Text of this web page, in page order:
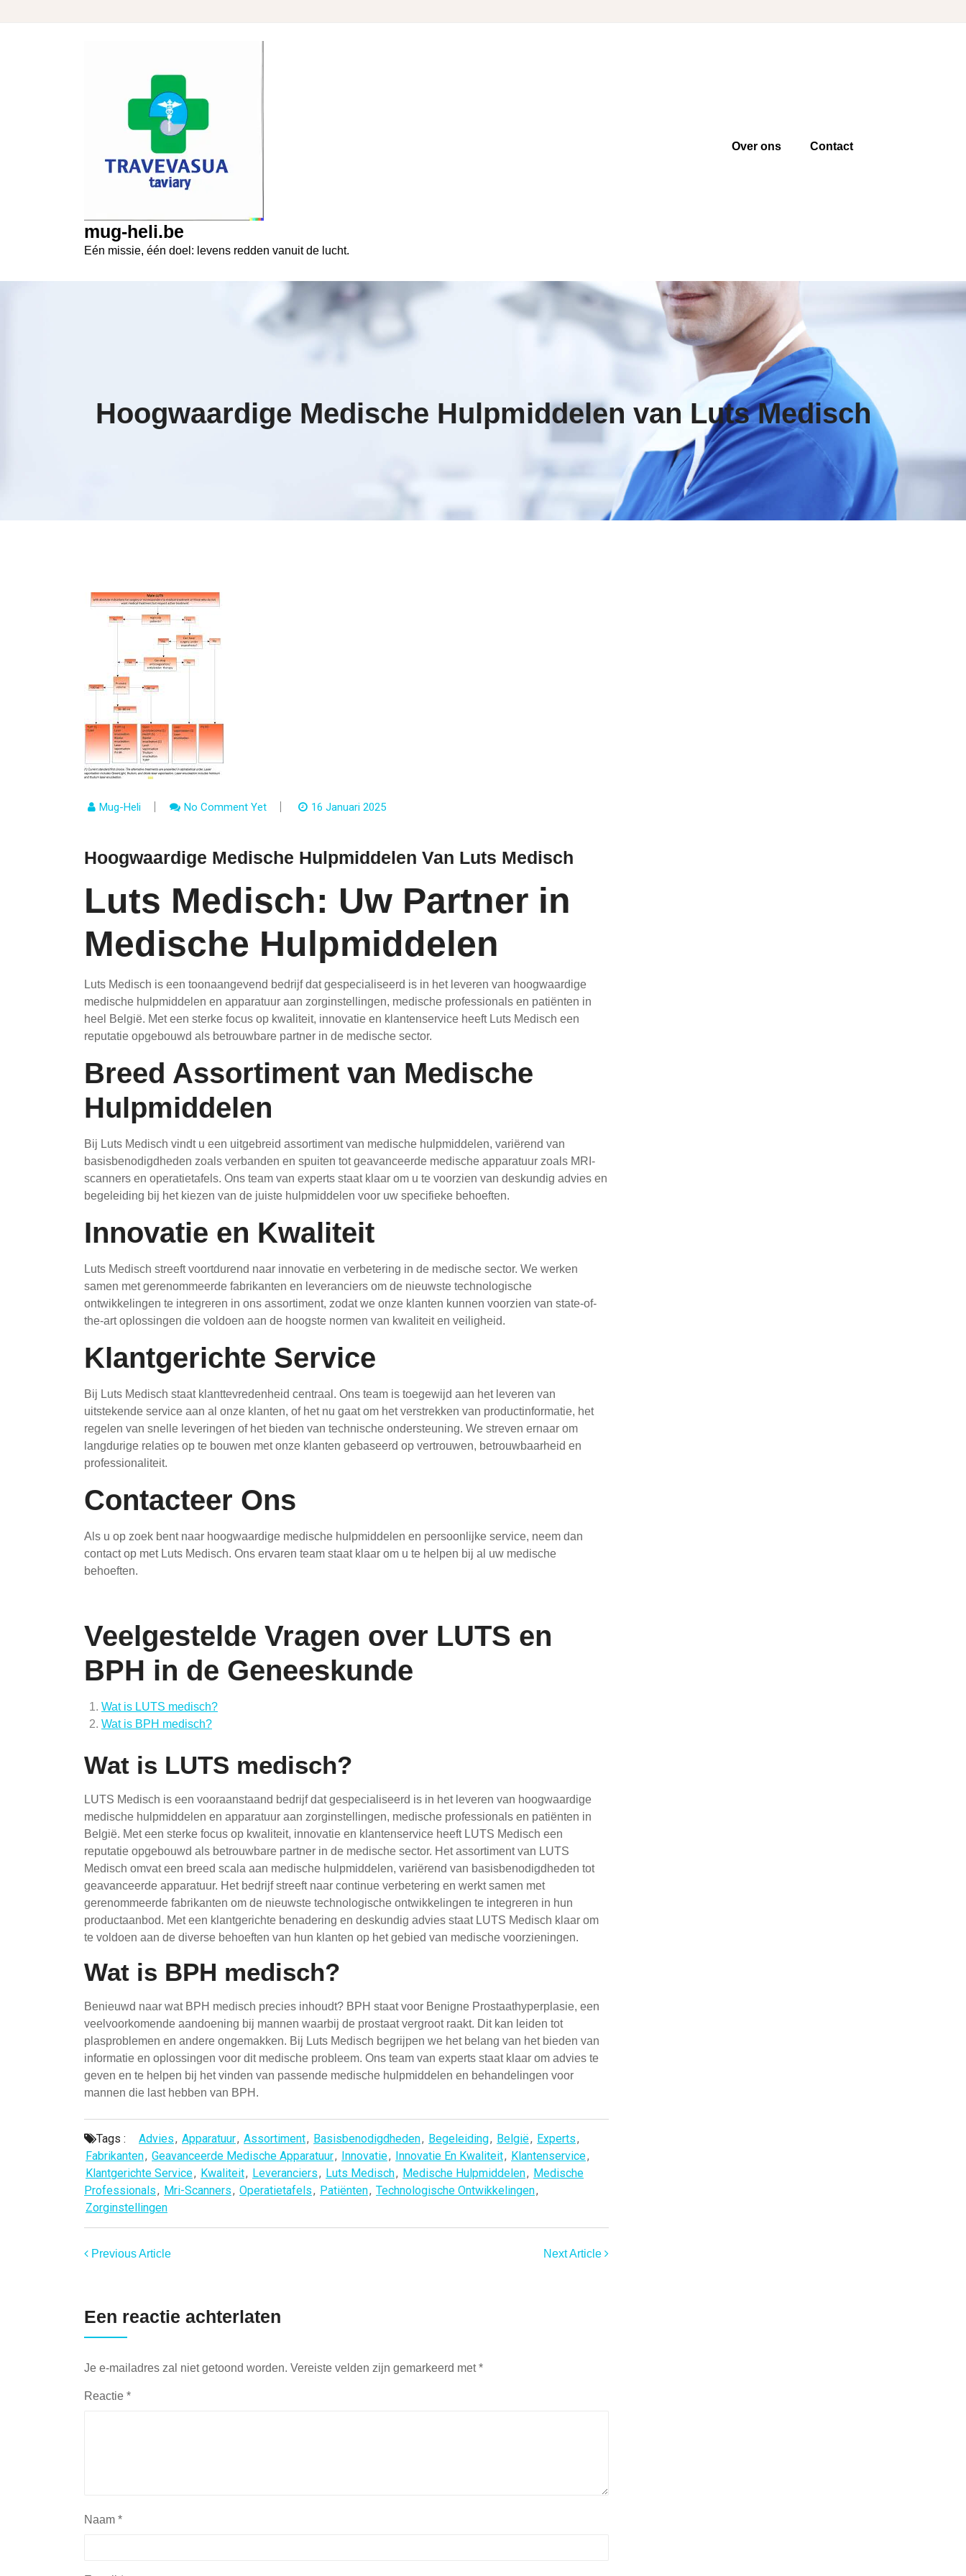
mug-heli.be
Eén missie, één doel: levens redden vanuit de lucht.
Over ons Contact
Hoogwaardige Medische Hulpmiddelen van Luts Medisch
Mug-Heli No Comment Yet 16 Januari 2025
Hoogwaardige Medische Hulpmiddelen Van Luts Medisch
Luts Medisch: Uw Partner in
Medische Hulpmiddelen
Luts Medisch is een toonaangevend bedrijf dat gespecialiseerd is in het leveren van hoogwaardige
medische hulpmiddelen en apparatuur aan zorginstellingen, medische professionals en patiënten in
heel België. Met een sterke focus op kwaliteit, innovatie en klantenservice heeft Luts Medisch een
reputatie opgebouwd als betrouwbare partner in de medische sector.
Breed Assortiment van Medische
Hulpmiddelen
Bij Luts Medisch vindt u een uitgebreid assortiment van medische hulpmiddelen, variërend van
basisbenodigdheden zoals verbanden en spuiten tot geavanceerde medische apparatuur zoals MRI-
scanners en operatietafels. Ons team van experts staat klaar om u te voorzien van deskundig advies en
begeleiding bij het kiezen van de juiste hulpmiddelen voor uw specifieke behoeften.
Innovatie en Kwaliteit
Luts Medisch streeft voortdurend naar innovatie en verbetering in de medische sector. We werken
samen met gerenommeerde fabrikanten en leveranciers om de nieuwste technologische
ontwikkelingen te integreren in ons assortiment, zodat we onze klanten kunnen voorzien van state-of-
the-art oplossingen die voldoen aan de hoogste normen van kwaliteit en veiligheid.
Klantgerichte Service
Bij Luts Medisch staat klanttevredenheid centraal. Ons team is toegewijd aan het leveren van
uitstekende service aan al onze klanten, of het nu gaat om het verstrekken van productinformatie, het
regelen van snelle leveringen of het bieden van technische ondersteuning. We streven ernaar om
langdurige relaties op te bouwen met onze klanten gebaseerd op vertrouwen, betrouwbaarheid en
professionaliteit.
Contacteer Ons
Als u op zoek bent naar hoogwaardige medische hulpmiddelen en persoonlijke service, neem dan
contact op met Luts Medisch. Ons ervaren team staat klaar om u te helpen bij al uw medische
behoeften.
Veelgestelde Vragen over LUTS en
BPH in de Geneeskunde
Wat is LUTS medisch?
Wat is BPH medisch?
Wat is LUTS medisch?
LUTS Medisch is een vooraanstaand bedrijf dat gespecialiseerd is in het leveren van hoogwaardige
medische hulpmiddelen en apparatuur aan zorginstellingen, medische professionals en patiënten in
België. Met een sterke focus op kwaliteit, innovatie en klantenservice heeft LUTS Medisch een
reputatie opgebouwd als betrouwbare partner in de medische sector. Het assortiment van LUTS
Medisch omvat een breed scala aan medische hulpmiddelen, variërend van basisbenodigdheden tot
geavanceerde apparatuur. Het bedrijf streeft naar continue verbetering en werkt samen met
gerenommeerde fabrikanten om de nieuwste technologische ontwikkelingen te integreren in hun
productaanbod. Met een klantgerichte benadering en deskundig advies staat LUTS Medisch klaar om
te voldoen aan de diverse behoeften van hun klanten op het gebied van medische voorzieningen.
Wat is BPH medisch?
Benieuwd naar wat BPH medisch precies inhoudt? BPH staat voor Benigne Prostaathyperplasie, een
veelvoorkomende aandoening bij mannen waarbij de prostaat vergroot raakt. Dit kan leiden tot
plasproblemen en andere ongemakken. Bij Luts Medisch begrijpen we het belang van het bieden van
informatie en oplossingen voor dit medische probleem. Ons team van experts staat klaar om advies te
geven en te helpen bij het vinden van passende medische hulpmiddelen en behandelingen voor
mannen die last hebben van BPH.
Tags : Advies, Apparatuur, Assortiment, Basisbenodigdheden, Begeleiding, België, Experts,
Fabrikanten, Geavanceerde Medische Apparatuur, Innovatie, Innovatie En Kwaliteit, Klantenservice,
Klantgerichte Service, Kwaliteit, Leveranciers, Luts Medisch, Medische Hulpmiddelen, Medische
Professionals, Mri-Scanners, Operatietafels, Patiënten, Technologische Ontwikkelingen,
Zorginstellingen
Previous Article Next Article
Een reactie achterlaten
Je e-mailadres zal niet getoond worden. Vereiste velden zijn gemarkeerd met*
Reactie *
Naam *